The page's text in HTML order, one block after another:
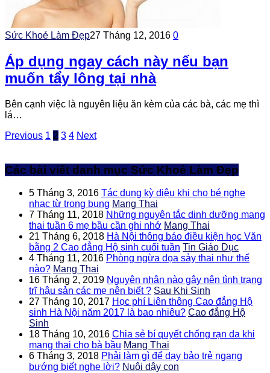
Sức Khoẻ Làm Đẹp27 Tháng 12, 2016 0
Áp dụng ngay cách này nếu bạn
muốn tẩy lông tại nhà
Bên cạnh việc là nguyên liệu ăn kèm của các bà, các mẹ thì
lá…
Previous 1 2 3 4 Next
Các bài viết danh mục Sức Khoẻ Làm Đẹp
5 Tháng 3, 2016 Tác dụng kỳ diệu khi cho bé nghe
nhạc từ trong bụng Mang Thai
7 Tháng 11, 2018 Những nguyên tắc dinh dưỡng mang
thai tuần 6 mẹ bầu cần ghi nhớ Mang Thai
21 Tháng 6, 2018 Hà Nội thông báo điều kiện học Văn
bằng 2 Cao đẳng Hộ sinh cuối tuần Tin Giáo Dục
4 Tháng 11, 2016 Phòng ngừa dọa sảy thai như thế
nào? Mang Thai
16 Tháng 2, 2019 Nguyên nhân nào gây nên tình trạng
trĩ hậu sản các mẹ nên biết ? Sau Khi Sinh
27 Tháng 10, 2017 Học phí Liên thông Cao đẳng Hộ
sinh Hà Nội năm 2017 là bao nhiêu? Cao đẳng Hộ
Sinh
18 Tháng 10, 2016 Chia sẻ bí quyết chống rạn da khi
mang thai cho bà bầu Mang Thai
6 Tháng 3, 2018 Phải làm gì để dạy bảo trẻ ngang
bướng biết nghe lời? Nuôi dậy con